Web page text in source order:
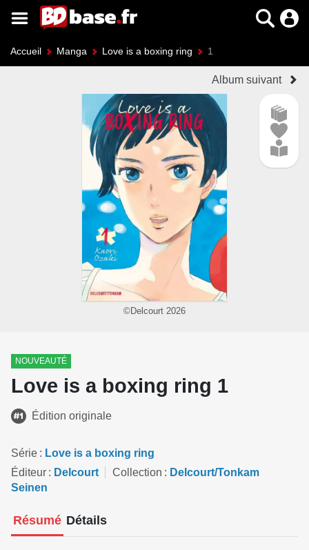
Accueil Manga Love is a boxing ring 1
Album suivant
©Delcourt 2026
NOUVEAUTÉ
Love is a boxing ring 1
Édition originale
Série
Love is a boxing ring
Éditeur
Delcourt Collection
Delcourt/Tonkam
Seinen
Résumé Détails